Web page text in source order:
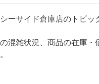
ーサイド倉庫店のトピッ
混雑状況、商品の在庫・